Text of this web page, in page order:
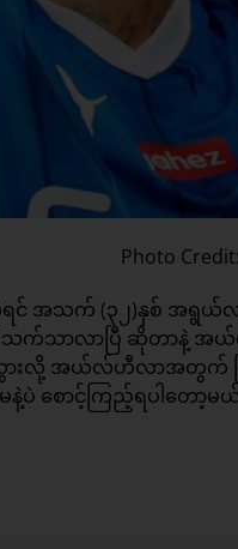
Photo
ဆိုရင် အသက် (၃၂)နှစ် အ
သက်သာလာပြီ ဆိုတာနဲ့
းလို့ အယ်လ်ဟီလာအတွက် ပ
စောင့်ကြည့်ရပါတော့မ